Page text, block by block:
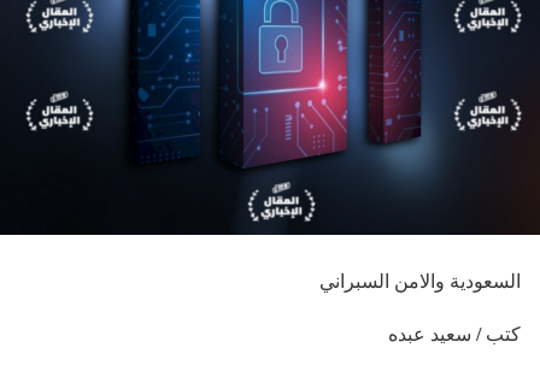
السعودية والامن السبراني
كتب / سعيد عبده